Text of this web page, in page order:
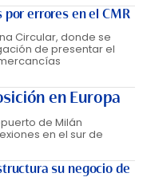
errores en el CMR
Circular, donde se
de presentar el
en Europa
de Milán
en el sur de
su negocio de